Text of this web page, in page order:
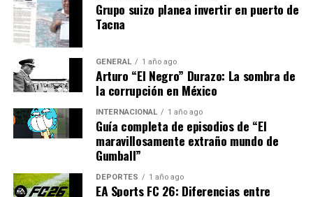
La llegada de una caja nueva representa, además, una
novedad en el territorio del gato. Delgado indica que los
felinos domésticos conocen cada rincón de su espacio y
detectan de inmediato cualquier cambio. Para ellos, una
caja no solo es un refugio, sino también un objeto
novedoso que despierta su curiosidad y les permite
explorar, esconderse y acechar, todo en un solo lugar.
Indicadores de bienestar felino
Sin embargo, el uso que un gato hace de las cajas puede
Grupo suizo planea invertir en puerto de
Tacna
GENERAL 1 año ago
Arturo “El Negro” Durazo: La sombra de
la corrupción en México
INTERNACIONAL 1 año ago
Guía completa de episodios de “El
maravillosamente extraño mundo de
Gumball”
DEPORTES 1 año ago
EA Sports FC 26: Diferencias entre